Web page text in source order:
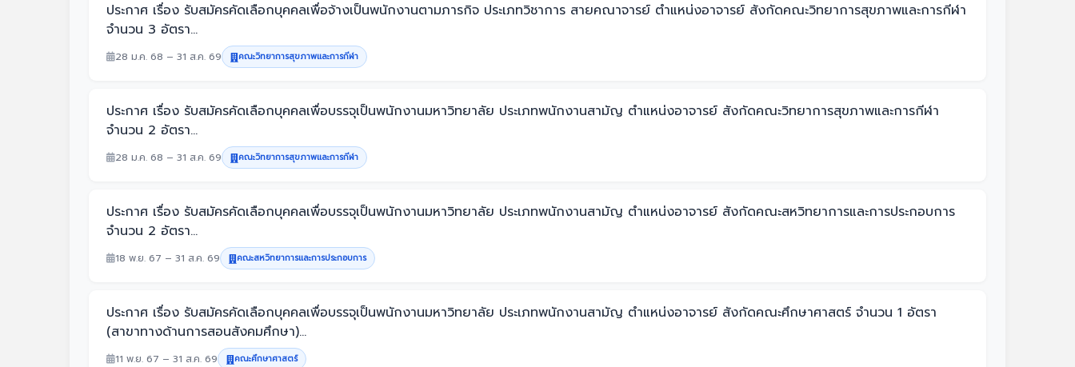
ประกาศ เรื่อง รับสมัครคัดเลือกบุคคลเพื่อจ้างเป็นพนักงานตามภารกิจ ประเภทวิชาการ สายคณาจารย์ ตำแหน่งอาจารย์ สังกัดคณะวิทยาการสุขภาพและการกีฬา
จำนวน 3 อัตรา...
28 ม.ค. 68 – 31 ส.ค. 69 คณะวิทยาการสุขภาพและการกีฬา
ประกาศ เรื่อง รับสมัครคัดเลือกบุคคลเพื่อบรรจุเป็นพนักงานมหาวิทยาลัย ประเภทพนักงานสามัญ ตำแหน่งอาจารย์ สังกัดคณะวิทยาการสุขภาพและการกีฬา
จำนวน 2 อัตรา...
28 ม.ค. 68 – 31 ส.ค. 69 คณะวิทยาการสุขภาพและการกีฬา
ประกาศ เรื่อง รับสมัครคัดเลือกบุคคลเพื่อบรรจุเป็นพนักงานมหาวิทยาลัย ประเภทพนักงานสามัญ ตำแหน่งอาจารย์ สังกัดคณะสหวิทยาการและการประกอบการ
จำนวน 2 อัตรา...
18 พ.ย. 67 – 31 ส.ค. 69 คณะสหวิทยาการและการประกอบการ
ประกาศ เรื่อง รับสมัครคัดเลือกบุคคลเพื่อบรรจุเป็นพนักงานมหาวิทยาลัย ประเภทพนักงานสามัญ ตำแหน่งอาจารย์ สังกัดคณะศึกษาศาสตร์ จำนวน 1 อัตรา
(สาขาทางด้านการสอนสังคมศึกษา)...
11 พ.ย. 67 – 31 ส.ค. 69 คณะศึกษาศาสตร์